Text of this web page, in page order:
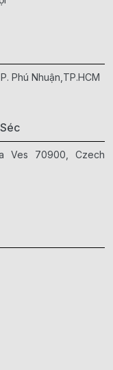
Phú Nhuận,TP.HCM
Ves 70900, Czech